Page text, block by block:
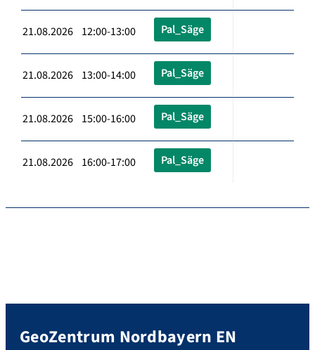
21.08.2026 12:00-13:00 Pal_Säge
21.08.2026 13:00-14:00 Pal_Säge
21.08.2026 15:00-16:00 Pal_Säge
21.08.2026 16:00-17:00 Pal_Säge
GeoZentrum Nordbayern EN